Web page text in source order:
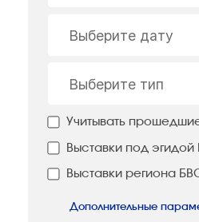
Выберите дату
Выберите тип
Учитывать
Выставки под эгидой
Выставки региона
Дополнительные